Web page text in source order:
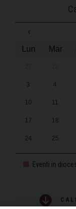
‹
Lun
Mar
3 4
10 11
17 18
24 25
Eventi in